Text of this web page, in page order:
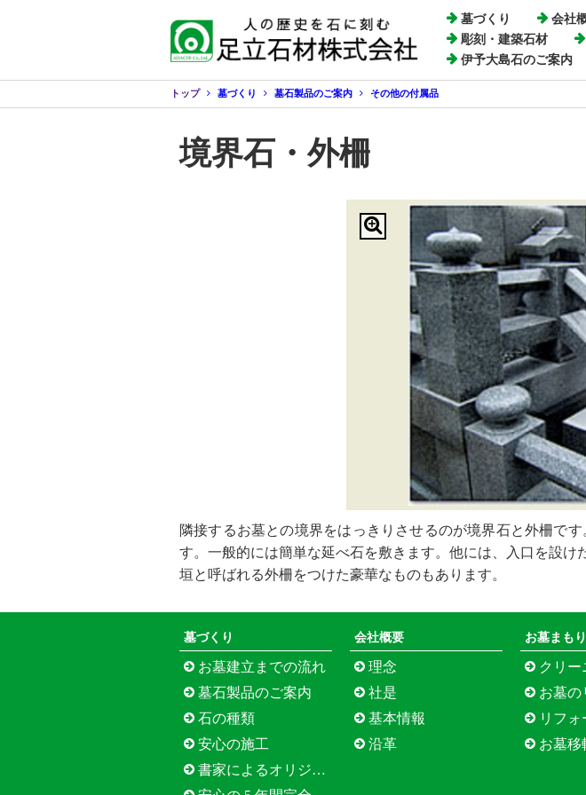
墓づくり 会社
彫刻・建築石材
伊予大島石のご案内
トップ 墓づくり 墓石製品のご案内 その他の付属品
境界石・外柵
隣接するお墓との境界をはっきりさせるのが境界石と外柵で
す。一般的には簡単な延べ石を敷きます。他には、入口を設
垣と呼ばれる外柵をつけた豪華なものもあります。
墓づくり
お墓建立までの流れ
墓石製品のご案内
石の種類
安心の施工
書家によるオリジナル文字
会社概要
理念
社是
基本情報
沿革
お墓まもり
クリー
お墓の
リフォ
お墓移